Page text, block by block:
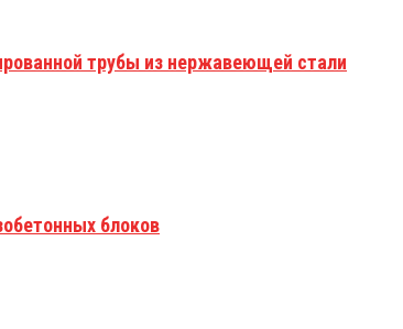
трубы из нержавеющей стали
блоков